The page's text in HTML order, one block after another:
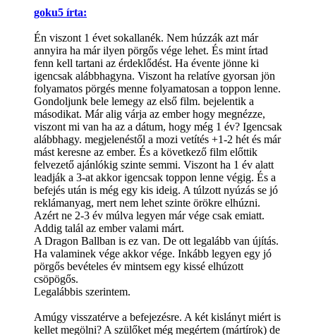
goku5 írta:
Én viszont 1 évet sokallanék. Nem húzzák azt már
annyira ha már ilyen pörgős vége lehet. És mint írtad
fenn kell tartani az érdeklődést. Ha évente jönne ki
igencsak alábbhagyna. Viszont ha relatíve gyorsan jön
folyamatos pörgés menne folyamatosan a toppon lenne.
Gondoljunk bele lemegy az első film. bejelentik a
másodikat. Már alig várja az ember hogy megnézze,
viszont mi van ha az a dátum, hogy még 1 év? Igencsak
alábbhagy. megjelenéstől a mozi vetítés +1-2 hét és már
mást keresne az ember. És a következő film előttik
felvezető ajánlókig szinte semmi. Viszont ha 1 év alatt
leadják a 3-at akkor igencsak toppon lenne végig. És a
befejés után is még egy kis ideig. A túlzott nyúzás se jó
reklámanyag, mert nem lehet szinte örökre elhúzni.
Azért ne 2-3 év múlva legyen már vége csak emiatt.
Addig talál az ember valami márt.
A Dragon Ballban is ez van. De ott legalább van újítás.
Ha valaminek vége akkor vége. Inkább legyen egy jó
pörgős bevételes év mintsem egy kissé elhúzott
csöpögős.
Legalábbis szerintem.
Amúgy visszatérve a befejezésre. A két kislányt miért is
kellet megölni? A szülőket még megértem (mártírok) de